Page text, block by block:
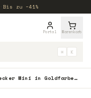
Bis zu −41%
Portal Warenkorb
⌘ K
Drachenfels Herzohrstecker Mini in Goldfarben, 925 Silber vergoldet, Damen Ohrschmuck, 9,5x9,8mm